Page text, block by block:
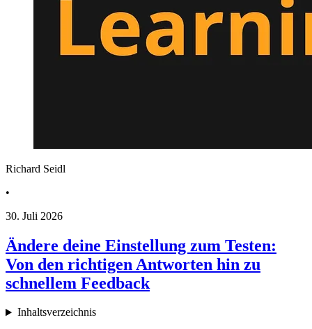
Richard Seidl
•
30. Juli 2026
Ändere deine Einstellung zum Testen:
Von den richtigen Antworten hin zu
schnellem Feedback
Inhaltsverzeichnis